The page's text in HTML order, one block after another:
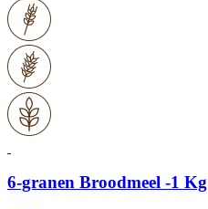
6-granen Broodmeel -1 Kg